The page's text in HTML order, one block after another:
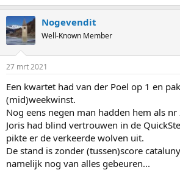
Nogevendit
Well-Known Member
27 mrt 2021
Een kwartet had van der Poel op 1 en
(mid)weekwinst.
Nog eens negen man hadden hem als nr
Joris had blind vertrouwen in de
pikte er de verkeerde wolven uit.
De stand is zonder (tussen)score
namelijk nog van alles gebeuren...